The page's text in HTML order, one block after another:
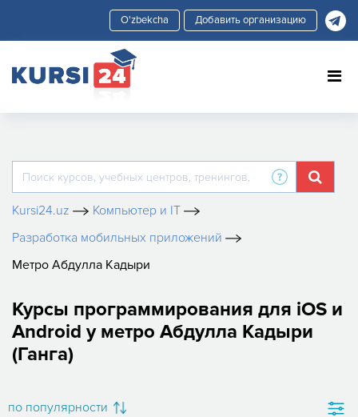
Добавить организацию
Kursi24.uz
Компьютер и IT
Разработка мобильных приложений
Метро Абдулла Кадыри
Курсы программирования для iOS и
Android у метро Абдулла Кадыри
(Ганга)
по популярности